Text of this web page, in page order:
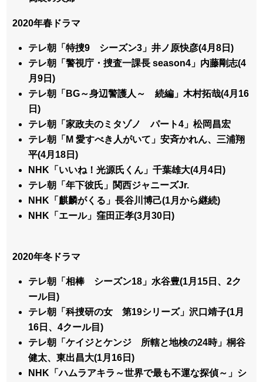
2020年春ドラマ
テレ朝「特捜9 シーズン3」井ノ原快彦(4月8日)
テレ朝「警視庁・捜査一課長 season4」内藤剛志(4
月9日)
テレ朝「BG～身辺警護人～ 続編」木村拓哉(4月16
日)
テレ朝「家政夫のミタゾノ パート4」松岡昌宏
テレ朝「M 愛すべき人がいて」安斉かれん、三浦翔
平(4月18日)
NHK「いいね！光源氏くん」千葉雄大(4月4日)
テレ朝「年下彼氏」関西ジャニーズJr.
NHK「麒麟がくる」長谷川博己(1月から継続)
NHK「エール」窪田正孝(3月30日)
2020年冬ドラマ
テレ朝「相棒 シーズン18」水谷豊(1月15日、2ク
ール目)
テレ朝「科捜研の女 第19シリーズ」沢口靖子(1月
16日、4クール目)
テレ朝「ケイジとケンジ 所轄と地検の24時」桐谷
健太、東出昌大(1月16日)
NHK「ハムラアキラ～世界で最も不運な探偵～」シ